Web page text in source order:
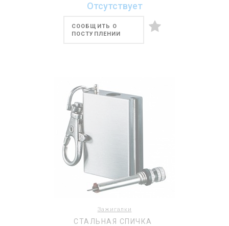
Отсутствует
СООБЩИТЬ О
ПОСТУПЛЕНИИ
Зажигалки
СТАЛЬНАЯ СПИЧКА